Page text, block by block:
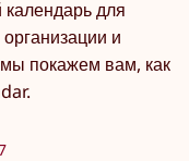
для
и
покажем вам, как